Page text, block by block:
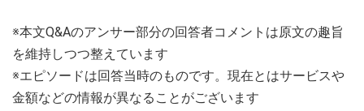
※本文Q&Aのアンサー部分の回答者コメントは原文の趣旨
を維持しつつ整えています
※エピソードは回答当時のものです。現在とはサービスや
金額などの情報が異なることがございます